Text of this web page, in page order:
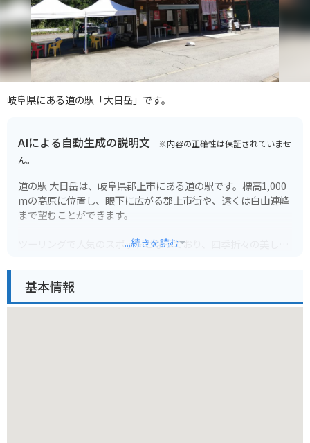
岐阜県にある道の駅「大日岳」です。
AIによる自動生成の説明文 ※内容の正確性は保証されていませ
ん。
道の駅 大日岳は、岐阜県郡上市にある道の駅です。標高1,000
mの高原に位置し、眼下に広がる郡上市街や、遠くは白山連峰
まで望むことができます。
ツーリングで人気のスポットとなっており、四季折々の美しい
は雪景色が美しく、スノーシューやクロスカントリースキーな
どのアクティビティも楽しめます。
...続きを読む
基本情報